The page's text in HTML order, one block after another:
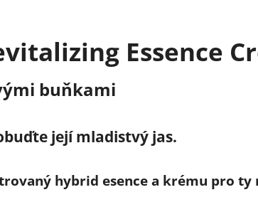
Essence
buňkami
její mladistvý jas.
hybrid esence a krému pro